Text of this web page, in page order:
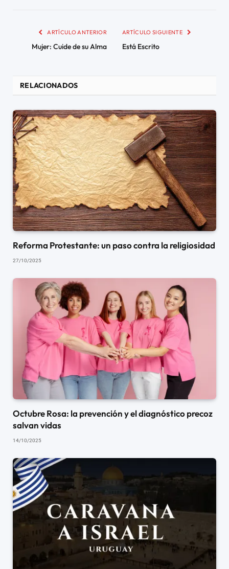
ARTÍCULO ANTERIOR
Mujer: Cuide de su Alma
ARTÍCULO SIGUIENTE
Está Escrito
RELACIONADOS
Reforma Protestante: un paso contra la religiosidad
27/10/2025
Octubre Rosa: la prevención y el diagnóstico precoz
salvan vidas
14/10/2025